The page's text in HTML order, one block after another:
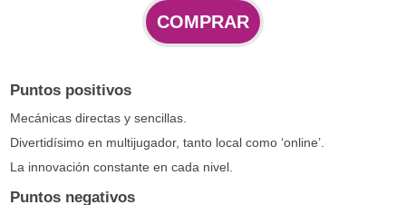
COMPRAR
Puntos positivos
Mecánicas directas y sencillas.
Divertidísimo en multijugador, tanto local como ‘online’.
La innovación constante en cada nivel.
Puntos negativos